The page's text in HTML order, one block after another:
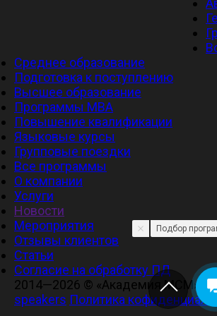
Среднее образование
Подготовка к поступлению
Высшее образование
Программы MBA
Повышение квалификации
Языковые курсы
Групповые поездки
Все программы
О компании
Услуги
Новости
Мероприятия
Отзывы клиентов
Статьи
Cогласие на обработку ПД
2014—2026 © «Академия МСМ»
speakers Политика
Подбор